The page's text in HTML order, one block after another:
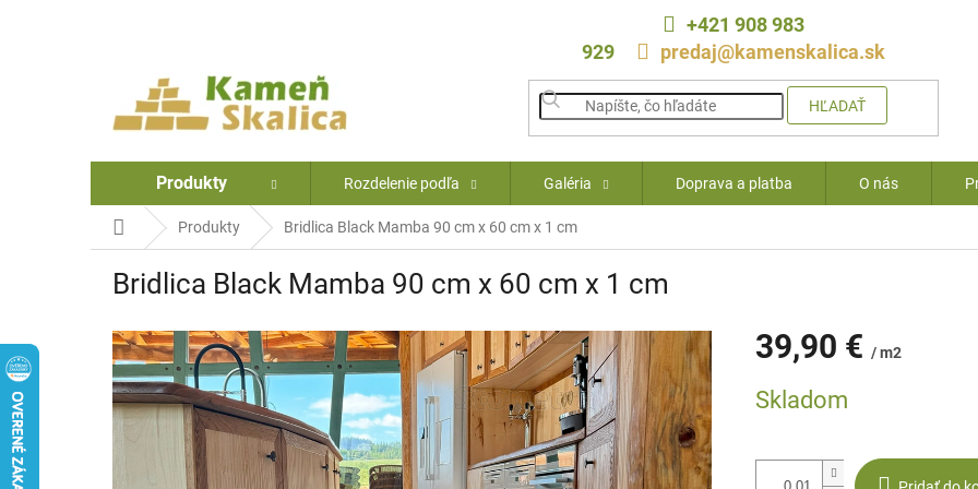
+421 908 983
929
predaj@kamenskalica.sk
HĽADAŤ
Produkty Rozdelenie podľa Galéria Doprava a platba O nás
DomovProdukty Bridlica Black Mamba 90 cm x 60 cm x 1 cm
Bridlica Black Mamba 90 cm x 60 cm x 1 cm
39,90 € / m2
cena:
Skladom